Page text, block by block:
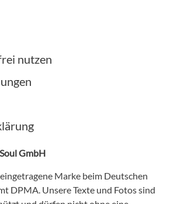
nutzen
GmbH
Marke beim Deutschen
DPMA. Unsere Texte und Fotos sind